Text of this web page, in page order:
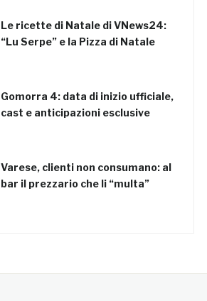
Le ricette di Natale di VNews24:
“Lu Serpe” e la Pizza di Natale
Gomorra 4: data di inizio ufficiale,
cast e anticipazioni esclusive
Varese, clienti non consumano: al
bar il prezzario che li “multa”